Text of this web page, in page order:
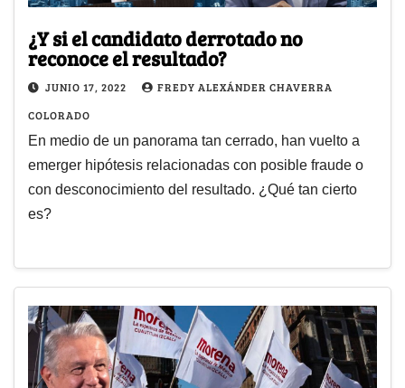
¿Y si el candidato derrotado no
reconoce el resultado?
JUNIO 17, 2022
FREDY ALEXÁNDER CHAVERRA
COLORADO
En medio de un panorama tan cerrado, han vuelto a
emerger hipótesis relacionadas con posible fraude o
con desconocimiento del resultado. ¿Qué tan cierto
es?